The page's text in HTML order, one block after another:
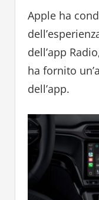
Apple ha
dell’app
ha fornito
dell’app.